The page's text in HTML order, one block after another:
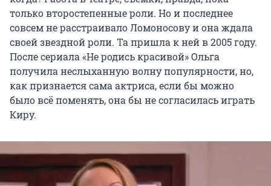
только второстепенные роли. Но и последнее
совсем не расстраивало Ломоносову и она ждала
своей звездной роли. Та пришла к ней в 2005 году.
После сериала «Не родись красивой» Ольга
получила неслыханную волну популярности, но,
как признается сама актриса, если бы можно
было всё поменять, она бы не согласилась играть
Киру.